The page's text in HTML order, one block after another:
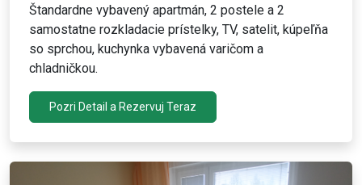
Štandardne vybavený apartmán, 2 postele a 2
samostatne rozkladacie prístelky, TV, satelit, kúpeľňa
so sprchou, kuchynka vybavená varičom a
chladničkou.
Pozri Detail a Rezervuj Teraz